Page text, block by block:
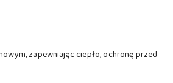
zapewniając ciepło, ochronę przed